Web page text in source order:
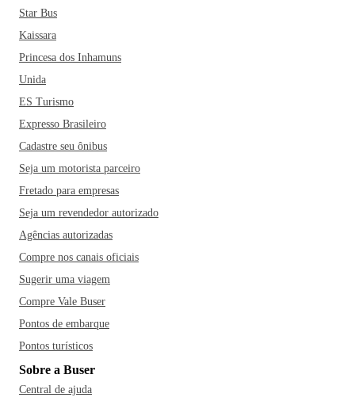
Star Bus
Kaissara
Princesa dos Inhamuns
Unida
ES Turismo
Expresso Brasileiro
Cadastre seu ônibus
Seja um motorista parceiro
Fretado para empresas
Seja um revendedor autorizado
Agências autorizadas
Compre nos canais oficiais
Sugerir uma viagem
Compre Vale Buser
Pontos de embarque
Pontos turísticos
Sobre a Buser
Central de ajuda